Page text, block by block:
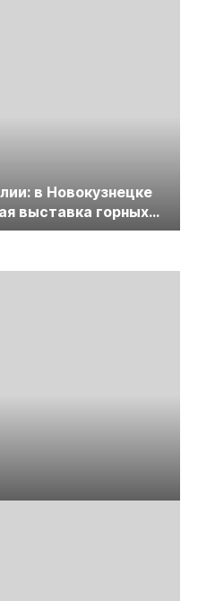
в Новокузнецке
выставка горных
Уголь России и